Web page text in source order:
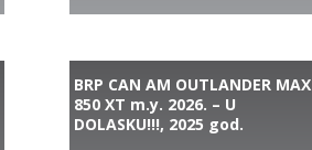
BRP CAN AM OUTLANDER MAX
850 XT m.y. 2026. – U
DOLASKU!!!, 2025 god.